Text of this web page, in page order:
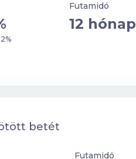
Futamidó
12 hónap
betét
Futamidó